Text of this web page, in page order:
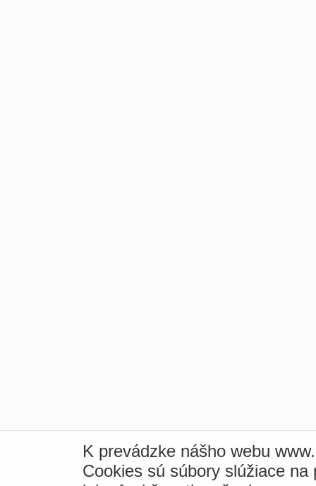
K prevádzke nášho webu
Cookies sú súbory slúžiace